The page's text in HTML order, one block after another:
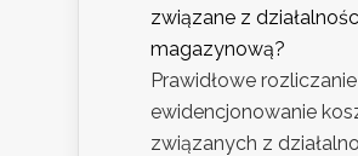
związane z
magazynową?
Prawidłowe
ewidencjonowanie
związanych z